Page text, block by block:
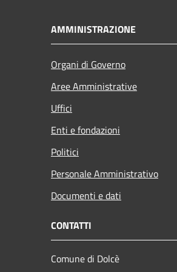
AMMINISTRAZIONE
Organi di Governo
Aree Amministrative
Uffici
Enti e fondazioni
Politici
Personale Amministrativo
Documenti e dati
CONTATTI
Comune di Dolcè